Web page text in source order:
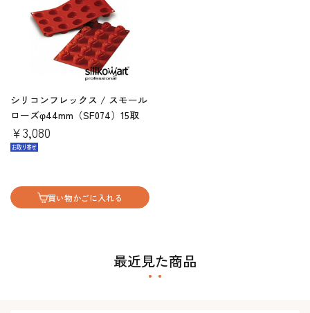
シリコンフレックス / スモール
ローズφ44mm（SF074）15取
￥3,080
買い物かごに入れる
最近見た商品